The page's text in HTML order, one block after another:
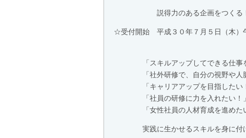
説得力のある企画をつくる！「
☆受付開始 平成３０年７月５日（木）
「スキルアップしてできる仕事を
「社外研修で、自分の視野や人脈
「キャリアアップを目指したい！
「社員の研修に力を入れたい！」
「女性社員の人材育成を進めたい
実践に生かせるスキルを身に付